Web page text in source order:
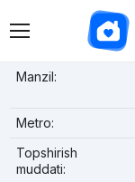
Manzil:
Metro:
Topshirish
muddati: